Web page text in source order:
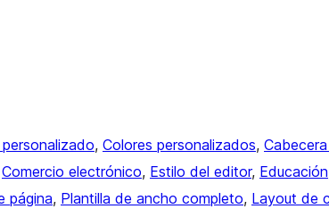
, Colores personalizados,
Comercio electrónico, Estilo del editor, Educación
página, Plantilla de ancho completo, Layout de